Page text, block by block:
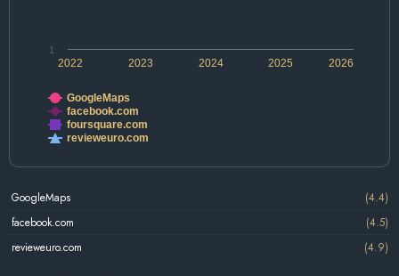
2022 2024 2026
2023 2025
1
GoogleMaps
facebook.com
foursquare.com
revieweuro.com
GoogleMaps
(4.4)
facebook.com
(4.5)
revieweuro.com
(4.9)